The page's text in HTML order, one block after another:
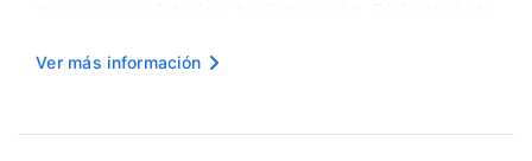
a 10:00, se sirve un desayuno para llevar con
Ver más información